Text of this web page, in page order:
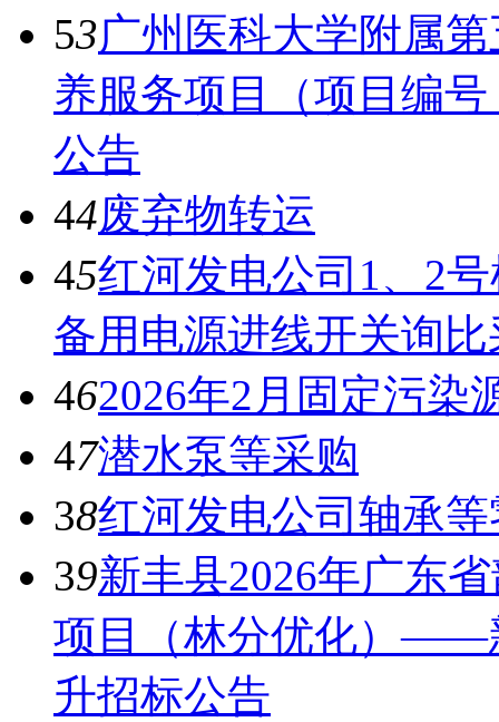
53广州医科大学附属
养服务项目（项目编
公告
44废弃物转运
45红河发电公司1、2
备用电源进线开关询比
462026年2月固定污染
47潜水泵等采购
38红河发电公司轴承
39新丰县2026年广东
项目（林分优化）——
升招标公告